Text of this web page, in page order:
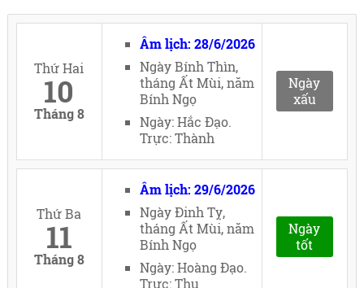
Thứ Hai
10
Tháng 8
Âm lịch: 28/6/2026
Ngày Bính Thìn,
tháng Ất Mùi, năm
Bính Ngọ
Ngày: Hắc Đạo.
Trực: Thành
Ngày
xấu
Thứ Ba
11
Tháng 8
Âm lịch: 29/6/2026
Ngày Đinh Tỵ,
tháng Ất Mùi, năm
Bính Ngọ
Ngày: Hoàng Đạo.
Trực: Thu
Ngày
tốt